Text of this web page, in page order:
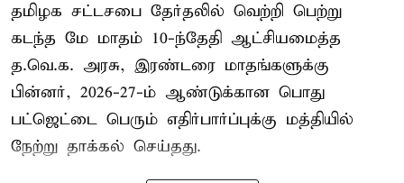
தமிழக சட்டசபை தேர்தலில் வெற்றி பெற்று
கடந்த மே மாதம் 10-ந்தேதி ஆட்சியமைத்த
த.வெ.க. அரசு, இரண்டரை மாதங்களுக்கு
பின்னர், 2026-27-ம் ஆண்டுக்கான பொது
பட்ஜெட்டை பெரும் எதிர்பார்ப்புக்கு மத்தியில்
நேற்று தாக்கல் செய்தது.